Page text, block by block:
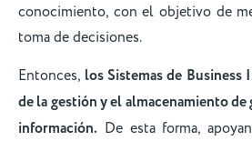
conocimiento, con el objetivo de
toma de decisiones.
Entonces, los Sistemas de
de la gestión y el almacenamiento
información. De esta forma,